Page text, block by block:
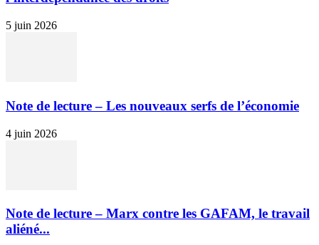
5 juin 2026
Note de lecture – Les nouveaux serfs de l’économie
4 juin 2026
Note de lecture – Marx contre les GAFAM, le travail
aliéné...